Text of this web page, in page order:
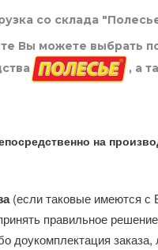
со склада
Вы можете выбрать
, а
на
(если таковые имеются
правильное
доукомплектация